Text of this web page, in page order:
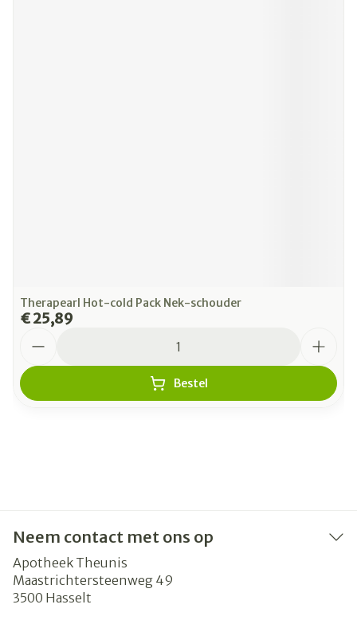
Therapearl Hot-cold Pack Nek-schouder
€ 25,89
Bestel
Neem contact met ons op
Apotheek Theunis
Maastrichtersteenweg 49
3500 Hasselt